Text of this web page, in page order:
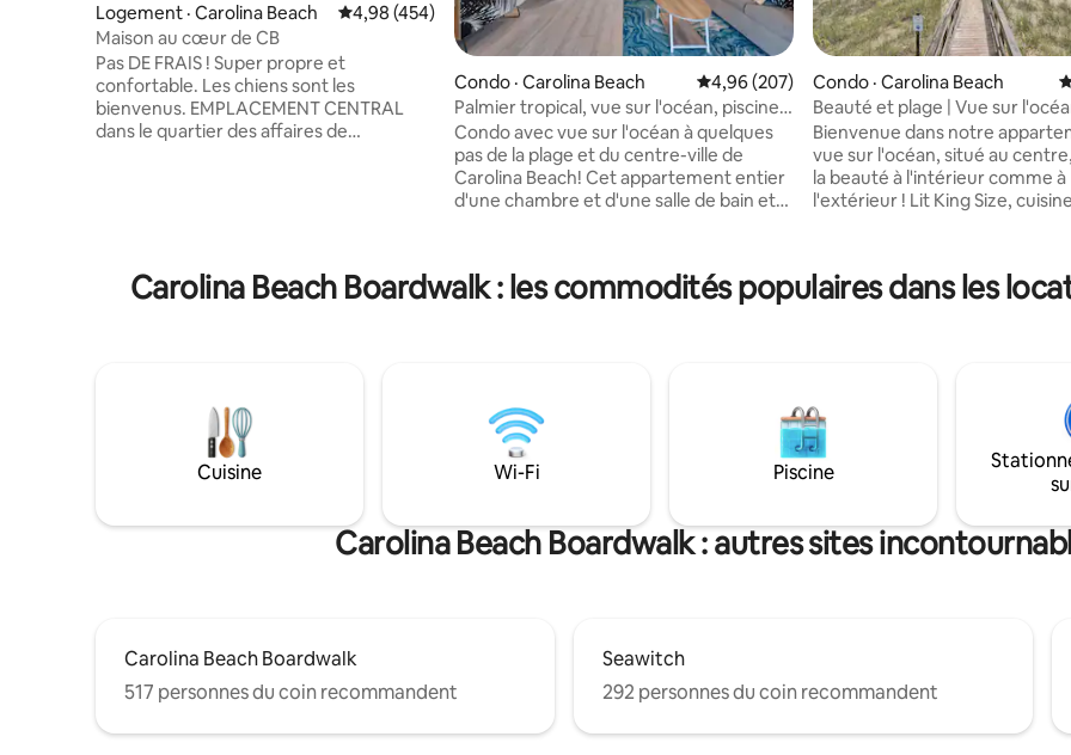
Logement · Carolina Beach Note moyenne de 4,98 sur 5, 454 commentaires
4,98 (454)
Maison au cœur de CB
Pas DE FRAIS ! Super propre et
confortable. Les chiens sont les
bienvenus. EMPLACEMENT CENTRAL
dans le quartier des affaires de
propriétaire et/ou d'autres voyageurs.
amis ou en famille. Si vous prévoyez
organiser une fête ou inviter des
personnes supplémentaires, ce n’est pas
l’endroit idéal. Six humains, deux chiens
Condo · Carolina Beach Note moyenne de 4,96 sur 5, 207
4,96 (207)
Palmier tropical, vue sur l'océan, piscine,
au cœur de CB
Condo avec vue sur l'océan à quelques
pas de la plage et du centre-ville de
Carolina Beach! Cet appartement entier
d'une chambre et d'une salle de bain et
d'une cuisine complète et d'un espace
de vie confortable. Peut accueillir
restaurants et aux magasins pour un
séjour facile et relaxant. La piscine ouvre
la fin de semaine du Memorial Day S'il
vous plaît, pas de voiturettes de golf sur
Condo · Carolina Beach
Beauté et plage | Vue sur
de la promenade
Bienvenue dans notre
vue sur l'océan, situé au
la beauté à l'intérieur comme à
l'extérieur ! Lit King Size, cuisine
depuis la terrasse couverte
dirigez-vous vers l'arrière de
tranquille autour de l'eau.
êtes prêt à partir, vous n'êtes
quelques pas d'un accès direct
plage et à quelques pas de la
Carolina Beach Boardwalk : les commodités populaires dans les
Cuisine Wi-Fi Piscine
Carolina Beach Boardwalk : autres sites
Carolina Beach Boardwalk
517 personnes du coin recommandent
Seawitch
292 personnes du coin recommandent